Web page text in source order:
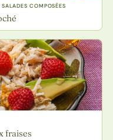
SALADES COMPOSÉES
fraises